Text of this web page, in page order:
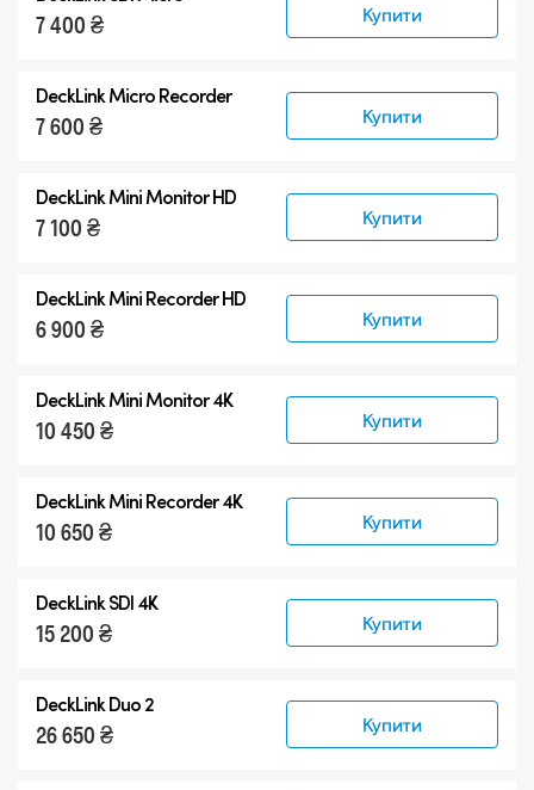
7 400 ₴ Купити
DeckLink Micro Recorder
7 600 ₴ Купити
DeckLink Mini Monitor HD
7 100 ₴ Купити
DeckLink Mini Recorder HD
6 900 ₴ Купити
DeckLink Mini Monitor 4K
10 450 ₴ Купити
DeckLink Mini Recorder 4K
10 650 ₴ Купити
DeckLink SDI 4K
15 200 ₴ Купити
DeckLink Duo 2
26 650 ₴ Купити